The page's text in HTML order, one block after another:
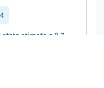
stimato a 8,7